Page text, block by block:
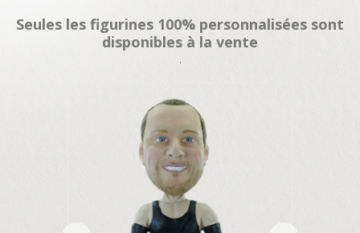
Seules les figurines 100% personnalisées sont
disponibles à la vente
.